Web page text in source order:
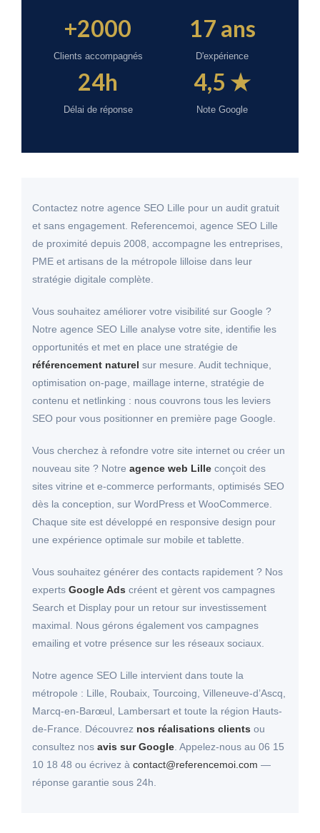
+2000
Clients accompagnés
17 ans
D'expérience
24h
Délai de réponse
4,5 ★
Note Google
Contactez notre agence SEO Lille pour un audit gratuit
et sans engagement. Referencemoi, agence SEO Lille
de proximité depuis 2008, accompagne les entreprises,
PME et artisans de la métropole lilloise dans leur
stratégie digitale complète.
Vous souhaitez améliorer votre visibilité sur Google ?
Notre agence SEO Lille analyse votre site, identifie les
opportunités et met en place une stratégie de
référencement naturel sur mesure. Audit technique,
optimisation on-page, maillage interne, stratégie de
contenu et netlinking : nous couvrons tous les leviers
SEO pour vous positionner en première page Google.
Vous cherchez à refondre votre site internet ou créer un
nouveau site ? Notre agence web Lille conçoit des
sites vitrine et e-commerce performants, optimisés SEO
dès la conception, sur WordPress et WooCommerce.
Chaque site est développé en responsive design pour
une expérience optimale sur mobile et tablette.
Vous souhaitez générer des contacts rapidement ? Nos
experts Google Ads créent et gèrent vos campagnes
Search et Display pour un retour sur investissement
maximal. Nous gérons également vos campagnes
emailing et votre présence sur les réseaux sociaux.
Notre agence SEO Lille intervient dans toute la
métropole : Lille, Roubaix, Tourcoing, Villeneuve-d’Ascq,
Marcq-en-Barœul, Lambersart et toute la région Hauts-
de-France. Découvrez nos réalisations clients ou
consultez nos avis sur Google . Appelez-nous au 06 15
10 18 48 ou écrivez à contact@referencemoi.com —
réponse garantie sous 24h.